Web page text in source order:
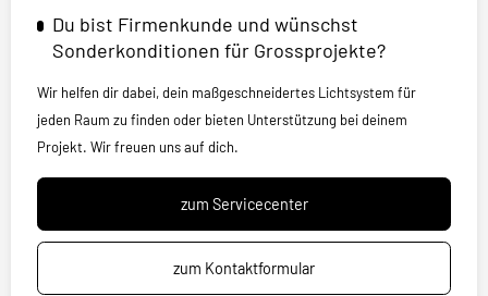
Du bist Firmenkunde und wünschst
Sonderkonditionen für Grossprojekte?
Wir helfen dir dabei, dein maßgeschneidertes Lichtsystem für
jeden Raum zu finden oder bieten Unterstützung bei deinem
Projekt. Wir freuen uns auf dich.
zum Servicecenter
zum Kontaktformular